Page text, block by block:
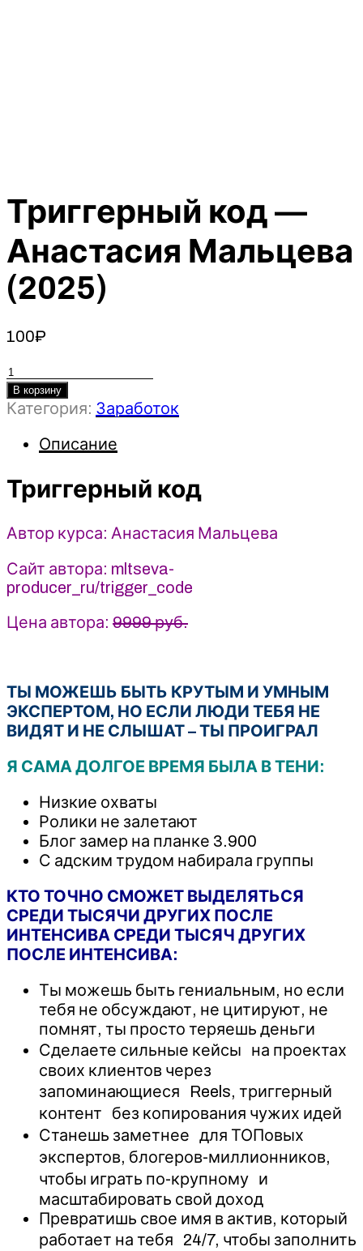
Триггерный код —
Анастасия Мальцева
(2025)
100₽
Количество
товара
Триггерный
Мальцева
(2025)
В корзину
Категория: Заработок
Описание
Триггерный код
Автор курса: Анастасия Мальцева
Сайт автора: mltseva-
producer_ru/trigger_code
Цена автора: 9999 руб.
ТЫ МОЖЕШЬ БЫТЬ КРУТЫМ И УМНЫМ
ЭКСПЕРТОМ, НО ЕСЛИ ЛЮДИ ТЕБЯ НЕ
ВИДЯТ И НЕ СЛЫШАТ – ТЫ ПРОИГРАЛ
Я САМА ДОЛГОЕ ВРЕМЯ БЫЛА В ТЕНИ:
Низкие охваты
Ролики не залетают
Блог замер на планке 3.900
С адским трудом набирала группы
КТО ТОЧНО СМОЖЕТ ВЫДЕЛЯТЬСЯ
СРЕДИ ТЫСЯЧИ ДРУГИХ ПОСЛЕ
ИНТЕНСИВА СРЕДИ ТЫСЯЧ ДРУГИХ
ПОСЛЕ ИНТЕНСИВА:
Ты можешь быть гениальным, но если
тебя не обсуждают, не цитируют, не
помнят, ты просто теряешь деньги
Сделаете сильные кейсы на проектах
своих клиентов через
запоминающиеся Reels, триггерный
контент без копирования чужих идей
Станешь заметнее для ТОПовых
экспертов, блогеров-миллионников,
чтобы играть по-крупному и
масштабировать свой доход
Превратишь свое имя в актив, который
работает на тебя 24/7, чтобы заполнить